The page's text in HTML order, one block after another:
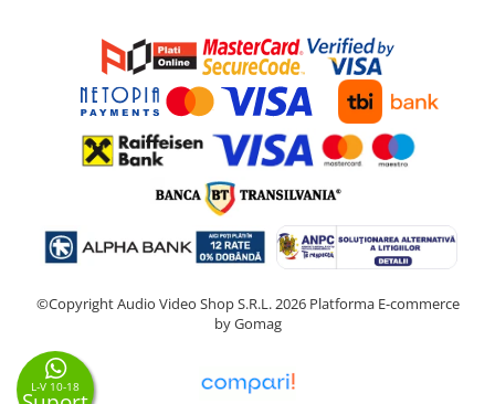
©Copyright Audio Video Shop S.R.L. 2026 Platforma E-commerce
by Gomag
L-V 10-18